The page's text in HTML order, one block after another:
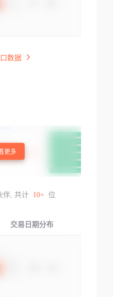
数据
更多
伴, 共计 10+ 位
交易日期分布